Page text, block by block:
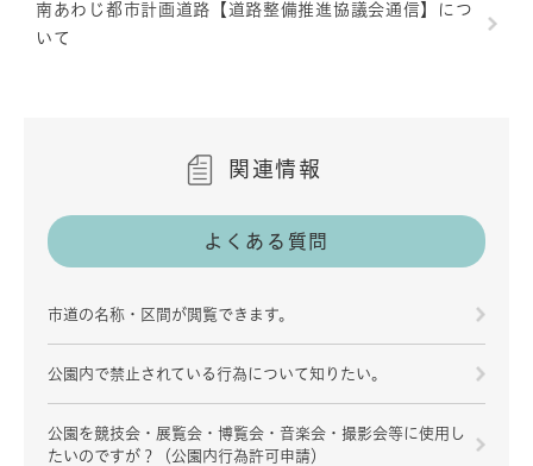
南あわじ都市計画道路【道路整備推進協議会通信】につ
いて
関連情報
よくある質問
市道の名称・区間が閲覧できます。
公園内で禁止されている行為について知りたい。
公園を競技会・展覧会・博覧会・音楽会・撮影会等に使用し
たいのですが？（公園内行為許可申請）